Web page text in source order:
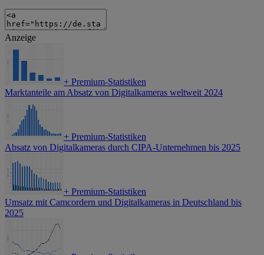
Anzeige
+ Premium-Statistiken
Marktanteile am Absatz von Digitalkameras weltweit 2024
+ Premium-Statistiken
Absatz von Digitalkameras durch CIPA-Unternehmen bis 2025
+ Premium-Statistiken
Umsatz mit Camcordern und Digitalkameras in Deutschland bis
2025